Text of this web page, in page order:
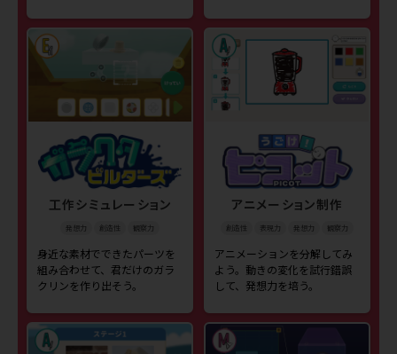
工作シミュレーション
発想力 創造性 観察力
身近な素材でできたパーツを
組み合わせて、君だけのガラ
クリンを作り出そう。
アニメーション制作
創造性 表現力 発想力 観察力
アニメーションを分解してみ
よう。動きの変化を試行錯誤
して、発想力を培う。